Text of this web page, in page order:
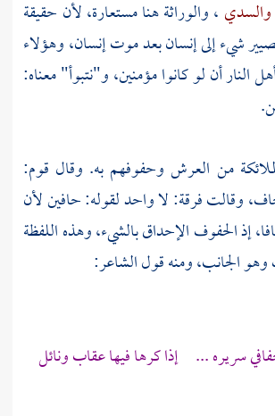
والسدي ، والوراثة هنا مستعارة، لأن حقيقة
شيء إلى إنسان بعد موت إنسان، وهؤلاء
النار أن لو كانوا مؤمنين، و"نتبوأ" معناه:
من العرش وحفوفهم به. وقال قوم:
وقالت فرقة: لا واحد لقوله: حافين لأن
إذ الحفوف الإحداق بالشيء، وهذه اللفظة
الجانب، ومنه قول الشاعر:
سريره ... إذا كرها فيها عقاب ونائل